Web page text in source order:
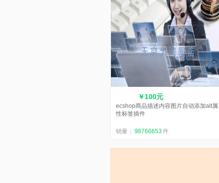
￥100元
ecshop商品描述内容图片自动添加alt属
性标签插件
销量： 98766653件